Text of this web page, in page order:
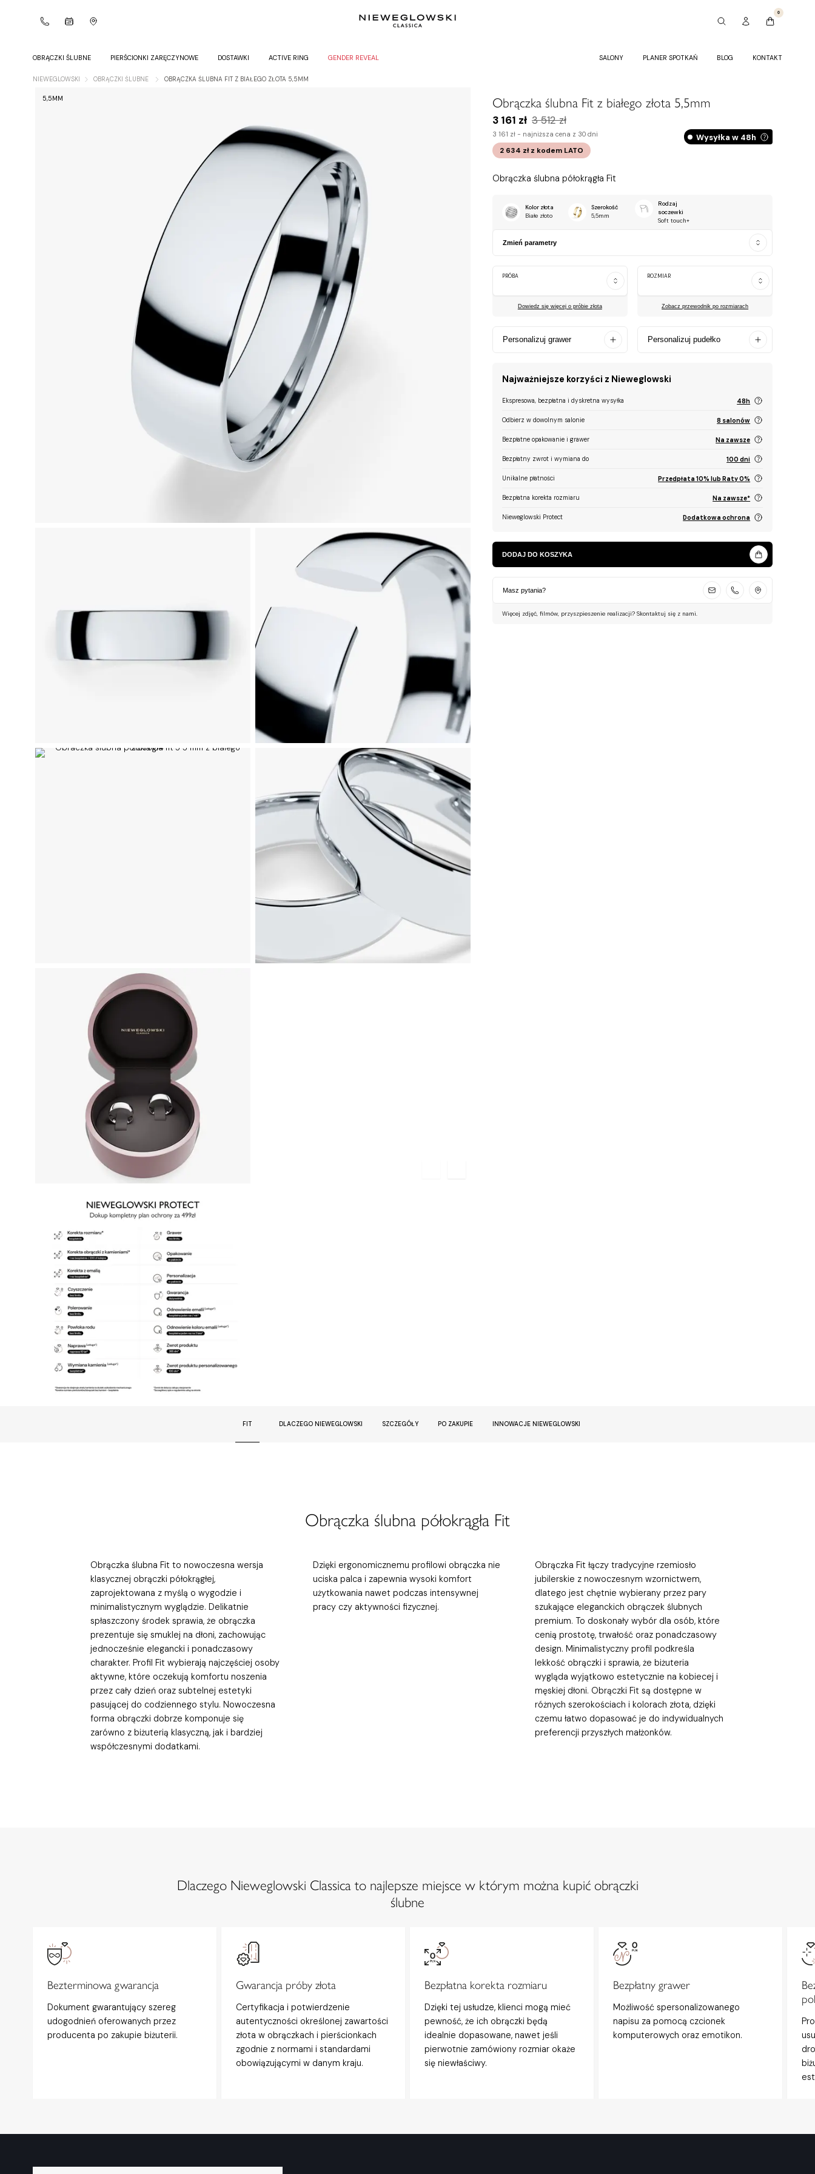
0
OBRĄCZKI ŚLUBNE PIERŚCIONKI ZARĘCZYNOWE DOSTAWKI ACTIVE RING GENDER REVEAL SALONY PLANER SPOTKAŃ BLOG KONTAKT
NIEWEGLOWSKI OBRĄCZKI ŚLUBNE OBRĄCZKA ŚLUBNA FIT Z BIAŁEGO ZŁOTA 5,5MM
5,5MM Obrączka ślubna Fit z białego złota 5,5mm
3 161 zł 3 512 zł
3 161 zł - najniższa cena z 30 dni
2 634 zł z kodemLATO
Wysyłka w 48h
Obrączka ślubna półokrągła Fit
Kolor złota
Białe złoto
Szerokość
5,5mm
Rodzaj
soczewki
Soft touch+
Zmień parametry
PRÓBA
Dowiedz się więcej o próbie złota
ROZMIAR
Zobacz przewodnik po rozmiarach
Personalizuj grawer Personalizuj pudełko
Najważniejsze korzyści z Nieweglowski
Ekspresowa, bezpłatna i dyskretna wysyłka 48h
Odbierz w dowolnym salonie 8 salonów
Bezpłatne opakowanie i grawer Na zawsze
Bezpłatny zwrot i wymiana do 100 dni
Unikalne płatności Przedpłata 10% lub Raty 0%
Bezpłatna korekta rozmiaru Na zawsze*
Nieweglowski Protect Dodatkowa ochrona
DODAJ DO KOSZYKA
Masz pytania?
Więcej zdjęć, filmów, przyszpieszenie realizacji? Skontaktuj się z nami.
FIT DLACZEGO NIEWEGLOWSKI SZCZEGÓŁY PO ZAKUPIE INNOWACJE NIEWEGLOWSKI
Obrączka ślubna półokrągła Fit
Obrączka ślubna Fit to nowoczesna wersja
klasycznej obrączki półokrągłej,
zaprojektowana z myślą o wygodzie i
minimalistycznym wyglądzie. Delikatnie
spłaszczony środek sprawia, że obrączka
prezentuje się smuklej na dłoni, zachowując
jednocześnie elegancki i ponadczasowy
charakter. Profil Fit wybierają najczęściej osoby
aktywne, które oczekują komfortu noszenia
przez cały dzień oraz subtelnej estetyki
pasującej do codziennego stylu. Nowoczesna
forma obrączki dobrze komponuje się
zarówno z biżuterią klasyczną, jak i bardziej
współczesnymi dodatkami.
Dzięki ergonomicznemu profilowi obrączka nie
uciska palca i zapewnia wysoki komfort
użytkowania nawet podczas intensywnej
pracy czy aktywności fizycznej.
Obrączka Fit łączy tradycyjne rzemiosło
jubilerskie z nowoczesnym wzornictwem,
dlatego jest chętnie wybierany przez pary
szukające eleganckich obrączek ślubnych
premium. To doskonały wybór dla osób, które
cenią prostotę, trwałość oraz ponadczasowy
design. Minimalistyczny profil podkreśla
lekkość obrączki i sprawia, że biżuteria
wygląda wyjątkowo estetycznie na kobiecej i
męskiej dłoni. Obrączki Fit są dostępne w
różnych szerokościach i kolorach złota, dzięki
czemu łatwo dopasować je do indywidualnych
preferencji przyszłych małżonków.
Dlaczego Nieweglowski Classica to najlepsze miejsce w którym można kupić obrączki
ślubne
Bezterminowa gwarancja
Dokument gwarantujący szereg
udogodnień oferowanych przez
producenta po zakupie biżuterii.
Gwarancja próby złota
Certyfikacja i potwierdzenie
autentyczności określonej zawartości
złota w obrączkach i pierścionkach
zgodnie z normami i standardami
obowiązującymi w danym kraju.
Bezpłatna korekta rozmiaru
Dzięki tej usłudze, klienci mogą mieć
pewność, że ich obrączki będą
idealnie dopasowane, nawet jeśli
pierwotnie zamówiony rozmiar okaże
się niewłaściwy.
Bezpłatny grawer
Możliwość spersonalizowanego
napisu za pomocą czcionek
komputerowych oraz emotikon.